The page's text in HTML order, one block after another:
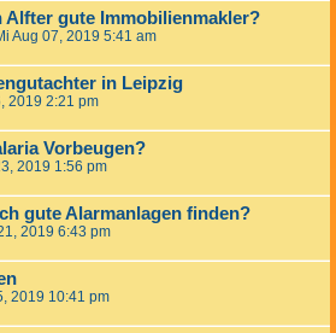
Alfter gute Immobilienmakler?
Aug 07, 2019 5:41 am
in Leipzig
2019 2:21 pm
Vorbeugen?
2019 1:56 pm
gute Alarmanlagen finden?
2019 6:43 pm
2019 10:41 pm